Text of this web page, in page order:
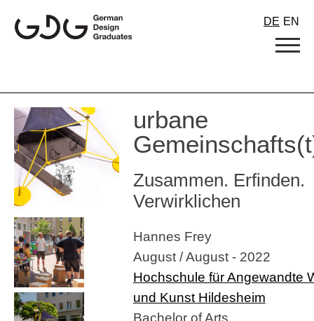
content
DE EN
urbane
Zusammen. Erfinden.
Verwirklichen
Hannes Frey
August / August - 2022
Hochschule für Angewandte
und Kunst Hildesheim
Bachelor of Arts